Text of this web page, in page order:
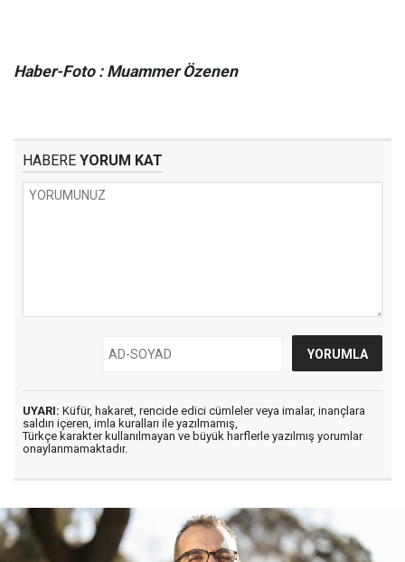
Haber-Foto : Muammer Özenen
HABERE YORUM KAT
UYARI: Küfür, hakaret, rencide edici cümleler veya imalar, inançlara
saldırı içeren, imla kuralları ile yazılmamış,
Türkçe karakter kullanılmayan ve büyük harflerle yazılmış yorumlar
onaylanmamaktadır.